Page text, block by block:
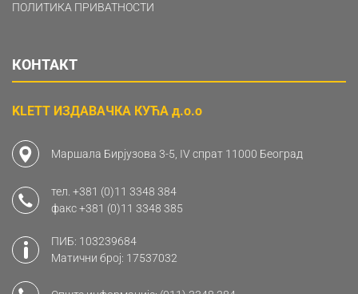
ПОЛИТИКА ПРИВАТНОСТИ
КОНТАКТ
KLETT ИЗДАВАЧКА КУЋА д.о.о
Маршала Бирјузова 3-5, IV спрат 11000 Београд
тел. +381 (0)11 3348 384
факс+381 (0)11 3348 385
ПИБ: 103239684
Матични број: 17537032